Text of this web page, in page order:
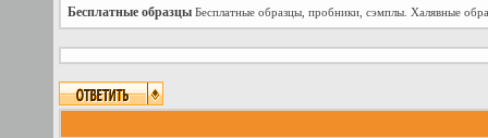
Бесплатные образцы Бесплатные образцы, пробники, сэмплы. Халявные